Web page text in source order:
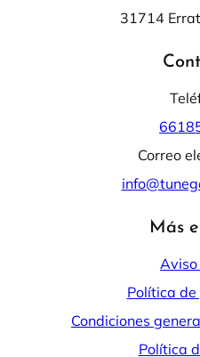
31714
Correo
Más
Política
Condiciones
Política